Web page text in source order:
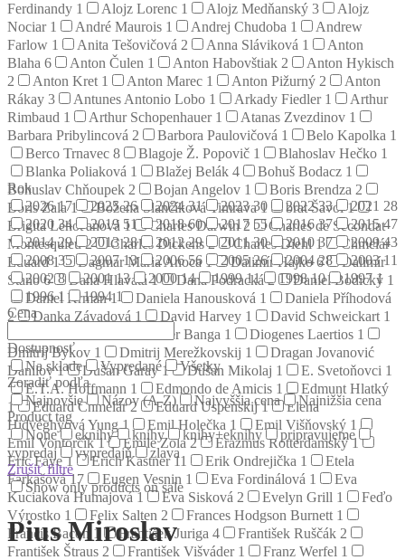
Ferdinandy 1 Alojz Lorenc 1 Alojz Medňanský 3
Alojz
Nociar 1 André Maurois 1 Andrej Chudoba 1
Andrew
Farlow 1 Anita Tešovičová 2 Anna Sláviková 1
Anton
Blaha 6 Anton Čulen 1 Anton Habovštiak 2
Anton Hykisch
2
Anton Kret 1 Anton Marec 1 Anton Pižurný 2
Anton
Rákay 3 Antunes Antonio Lobo 1 Arkady Fiedler 1
Arthur
Rimbaud 1 Arthur Schopenhauer 1 Atanas Zvezdinov 1
Barbara Pribylincová 2 Barbora Paulovičová 1 Belo Kapolka 1
Berco Trnavec 8 Blagoje Ž. Popovič 1 Blahoslav Hečko 1
Blanka Poliaková 1 Blažej Belák 4 Bohuš Bodacz 1
Bohuslav Chňoupek 2 Bojan Angelov 1 Boris Brendza 2
Boris Zala1 Božena Slančíková Timrava1 brat Šavol1
Brigita Lehoťanová 1 Charles Darwin2
Charles de Secondat
Montesquieu2 Charles Dickens2 Charles Diehl1
Chmelár
Eduard1 Dagmar Mária Anoca 1 Dalimír Hajko6
Dalimír
Stano6 Dana Hlavatá1 Dana Podracká2 Daniel Bodický 1
Daniel Krman1 Daniela Hanousková 1
Daniela Příhodová
2
Danka Závadová 1 David Harvey 1 David Schweickart 1
Dezider Banga 1 Diogenes Laertios 1
Dmitrij Bykov 1 Dmitrij Merežkovskij 1
Dragan Jovanović
Danilov1 Dušan Garay1 Dušan Mikolaj 1 E. Svetoňovci 1
E.T.A. Hoffmann 1 Edmondo de Amicis 1
Edmunt Hlatký
1
Eduard Chmelár2 Eduard Uspenskij1
Elena
Hidvéghyová Yung1 Emil Holečka 1 Emil Višňovský 1
Emil Vontorčík1 Émile Zola2 Erazmus Rotterdamský1
Eric Faye1 Erich Kästner11 Erik Ondrejička 1
Etela
Farkašová17 Eugen Vesnin 1 Eva Fordinálová 1
Eva
Kuciaková Humajová1 Eva Sisková 2 Evelyn Grill 1
Feďo
Výrostko 1 Felix Salten 2 Frances Hodgson Burnett 1
Francis Bacon 1 František Juriga 4 František Ruščák 2
František Štraus 2 František Višváder 1 Franz Werfel 1
Rok
202617 202526 202431 202330 202233 2021 28
2020 34 2019 51 201860 2017 55 201637 201547
201429 201328 201229 201130 201037 200943
200835 200713 200656 200526 200428 200311
20028 200113 200014 199911 199810 19971
19961 19941
Cena
Dostupnosť
Na sklade
Vypredané
Všetky
Zoradiť podľa
Najnovšie
Názov (A-Z) Najvyššia cena
Najnižšia cena
Product tag
None
eknihy knihy knihy+eknihy
pripravujeme
vypredaj
vypredajň
zlava
Zrušiť filtre
Show only products on sale
Pius Miroslav